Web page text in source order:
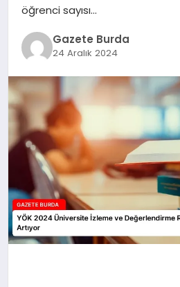
SIYASET
öğrenci sayısı…
Gazete Burda
24 Aralık 2024